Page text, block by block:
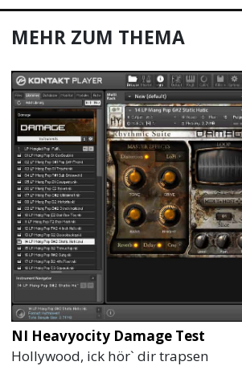
MEHR ZUM THEMA
NI Heavyocity Damage Test
Hollywood, ick hör` dir trapsen